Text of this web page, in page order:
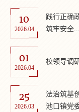
10
2026.04
践行正确
筑牢安全...
01
2026.04
校领导调
25
2026.03
法治筑基
池口镇党